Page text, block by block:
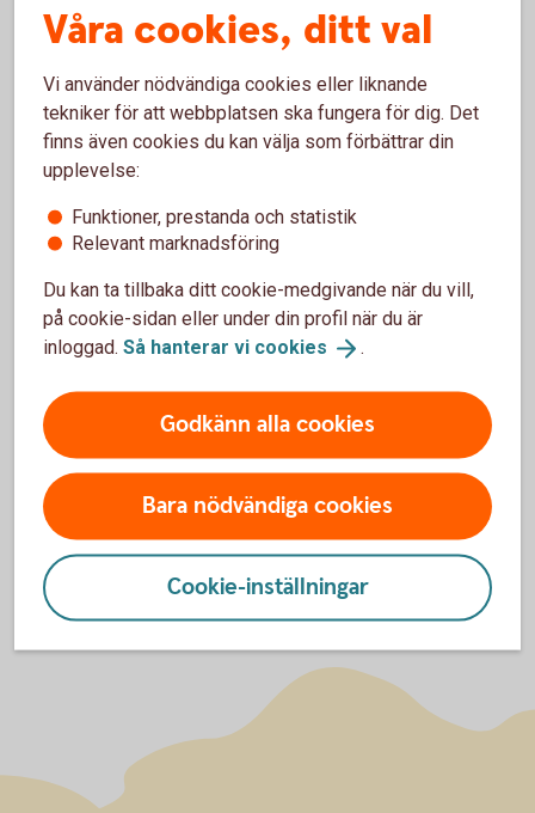
Person paying with a phone at a café
Kreditkort – så funkar det!
Ett kreditkort kan ge extra flexibilitet i vardagen och
hjälpa dig att få överblick över utgifterna. Upptäck
hur det fungerar och hur du använder det på ett smart
vis.
Jag vill lära mig mer om
Våra cookies, ditt val
Vi använder nödvändiga cookies eller liknande
tekniker för att webbplatsen ska fungera för dig. Det
finns även cookies du kan välja som förbättrar din
upplevelse:
Funktioner, prestanda och statistik
Relevant marknadsföring
Du kan ta tillbaka ditt cookie-medgivande när du vill,
på cookie-sidan eller under din profil när du är
inloggad. Så hanterar vi cookies .
Godkänn alla cookies
Bara nödvändiga cookies
Cookie-inställningar